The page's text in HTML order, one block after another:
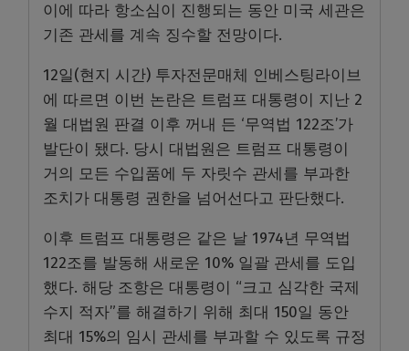
이에 따라 항소심이 진행되는 동안 미국 세관은
기존 관세를 계속 징수할 전망이다.
12일(현지 시간) 투자전문매체 인베스팅라이브
에 따르면 이번 논란은 트럼프 대통령이 지난 2
월 대법원 판결 이후 꺼내 든 ‘무역법 122조’가
발단이 됐다. 당시 대법원은 트럼프 대통령이
거의 모든 수입품에 두 자릿수 관세를 부과한
조치가 대통령 권한을 넘어선다고 판단했다.
이후 트럼프 대통령은 같은 날 1974년 무역법
122조를 발동해 새로운 10% 일괄 관세를 도입
했다. 해당 조항은 대통령이 “크고 심각한 국제
수지 적자”를 해결하기 위해 최대 150일 동안
최대 15%의 임시 관세를 부과할 수 있도록 규정